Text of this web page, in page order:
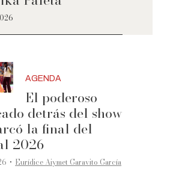
AGENDA
El poderoso
detrás del show
la final del
2026
·Eurídice Aiymet Garavito García